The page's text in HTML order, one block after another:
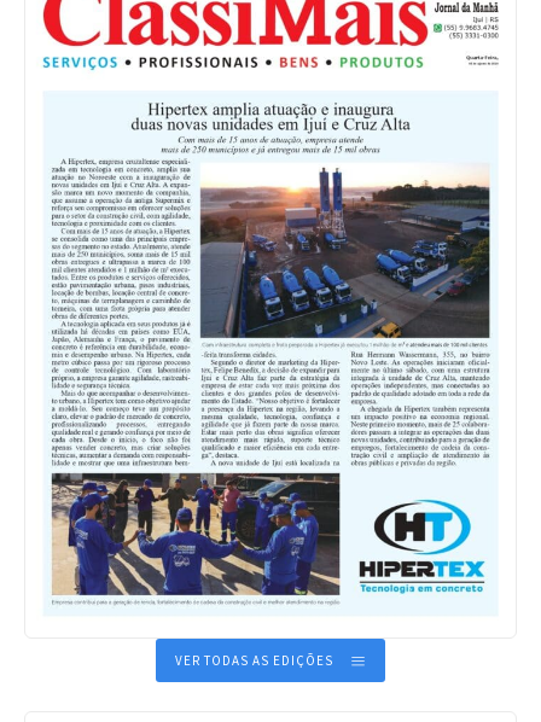
VER TODAS AS EDIÇÕES